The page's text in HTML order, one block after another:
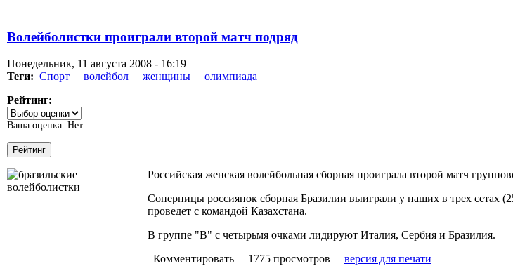
Волейболистки проиграли второй матч подряд
Понедельник, 11 августа 2008 - 16:19
Теги: Спорт волейбол женщины
олимпиада
Рейтинг:
Ваша оценка: Нет
Российская женская волейбольная сборная проиграла второй матч
Соперницы россиянок сборная Бразилии выиграли у наших в трех сетах
проведет с командой Казахстана.
В группе "В" с четырьмя очками лидируют Италия, Сербия и Бразилия.
Комментировать
1775 просмотров версия для печати